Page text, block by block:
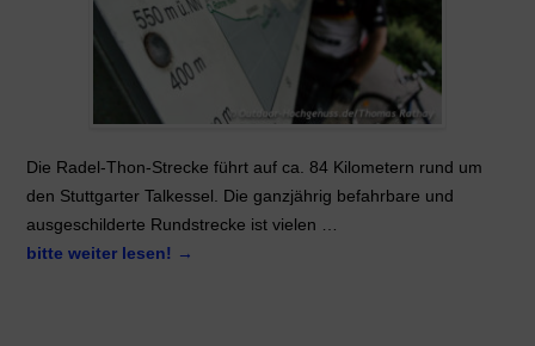
Die Radel-Thon-Strecke führt auf ca. 84 Kilometern rund um
den Stuttgarter Talkessel. Die ganzjährig befahrbare und
ausgeschilderte Rundstrecke ist vielen …
bitte weiter lesen! →